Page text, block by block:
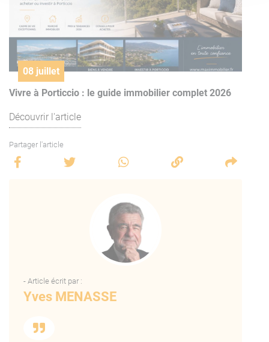
08 juillet
Vivre à Porticcio : le guide immobilier complet 2026
Découvrir l'article
Partager l'article
- Article écrit par :
Yves MENASSE